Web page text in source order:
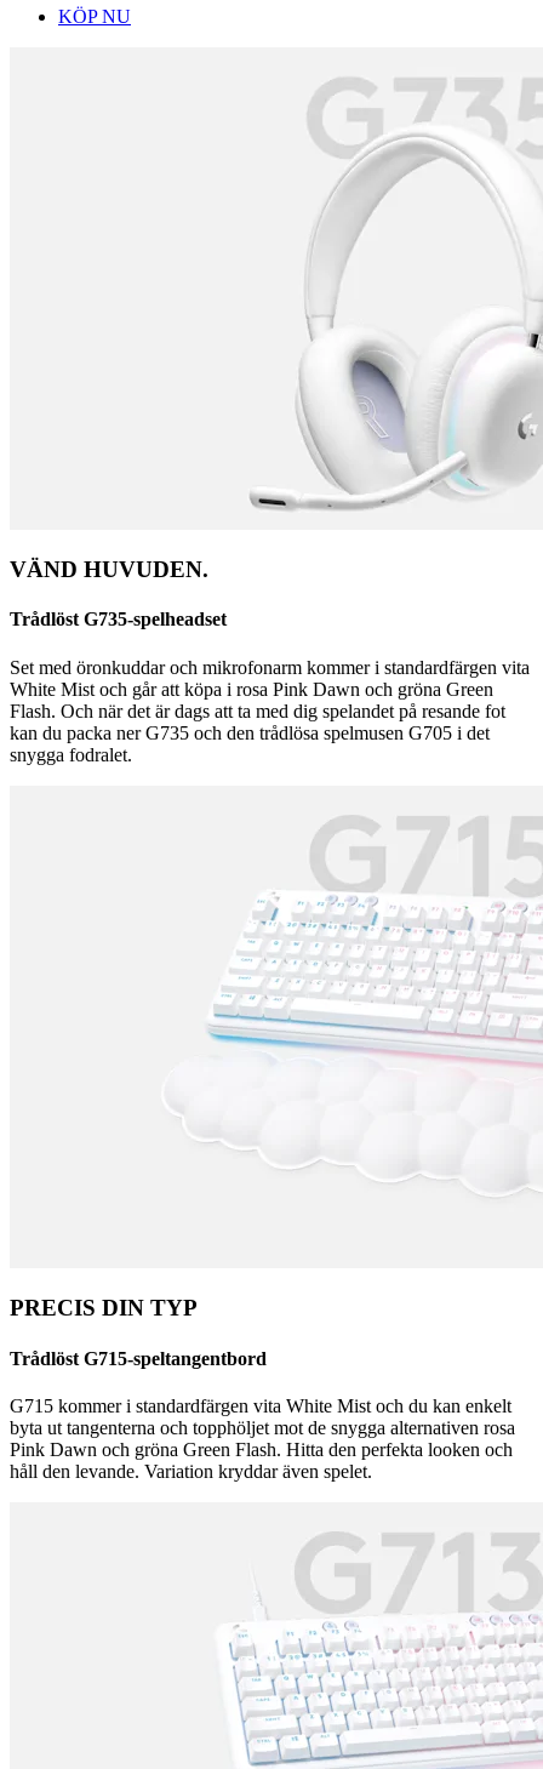
KÖP NU
VÄND HUVUDEN.
Trådlöst G735-spelheadset
Set med öronkuddar och mikrofonarm kommer i standardfärgen vita
White Mist och går att köpa i rosa Pink Dawn och gröna Green
Flash. Och när det är dags att ta med dig spelandet på resande fot
kan du packa ner G735 och den trådlösa spelmusen G705 i det
snygga fodralet.
PRECIS DIN TYP
Trådlöst G715-speltangentbord
G715 kommer i standardfärgen vita White Mist och du kan enkelt
byta ut tangenterna och topphöljet mot de snygga alternativen rosa
Pink Dawn och gröna Green Flash. Hitta den perfekta looken och
håll den levande. Variation kryddar även spelet.